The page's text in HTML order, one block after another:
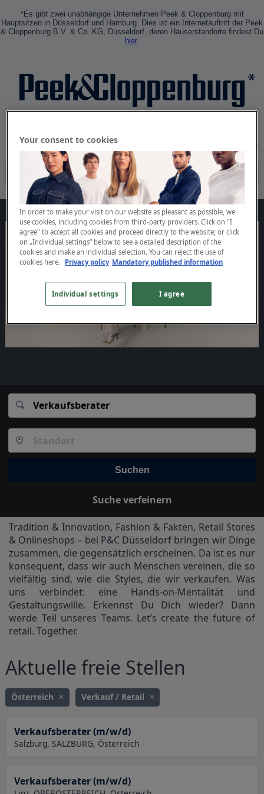
*Es gibt zwei unabhängige Unternehmen Peek & Cloppenburg mit
Hauptsitzen in Düsseldorf und Hamburg. Dies ist ein Internetauftritt der Peek
& Cloppenburg B.V. & Co. KG, Düsseldorf, deren Häuserstandorte findest Du
hier.
Profil erstellen
Suchen
Suche verfeinern
Tradition & Innovation, Fashion & Fakten, Retail Stores
& Onlineshops – bei P&C Düsseldorf bringen wir Dinge
zusammen, die gegensätzlich erscheinen. Da ist es nur
konsequent, dass wir auch Menschen vereinen, die so
vielfältig sind, wie die Styles, die wir verkaufen. Was
uns verbindet: eine Hands-on-Mentalität und
Gestaltungswille. Erkennst Du Dich wieder? Dann
werde Teil unseres Teams. Let’s create the future of
retail. Together.
Aktuelle freie Stellen
Österreich Verkauf / Retail
Verkaufsberater (m/w/d)
Salzburg, SALZBURG, Österreich
Verkaufsberater (m/w/d)
Your consent to cookies
In order to make your visit on our website as pleasant as possible, we
use cookies, including cookies from third-party providers. Click on "I
agree" to accept all cookies and proceed directly to the website; or click
on „Individual settings“ below to see a detailed description of the
cookies and make an individual selection. You can reject the use of
cookies here. Privacy policy Mandatory published information
Individual settings I agree